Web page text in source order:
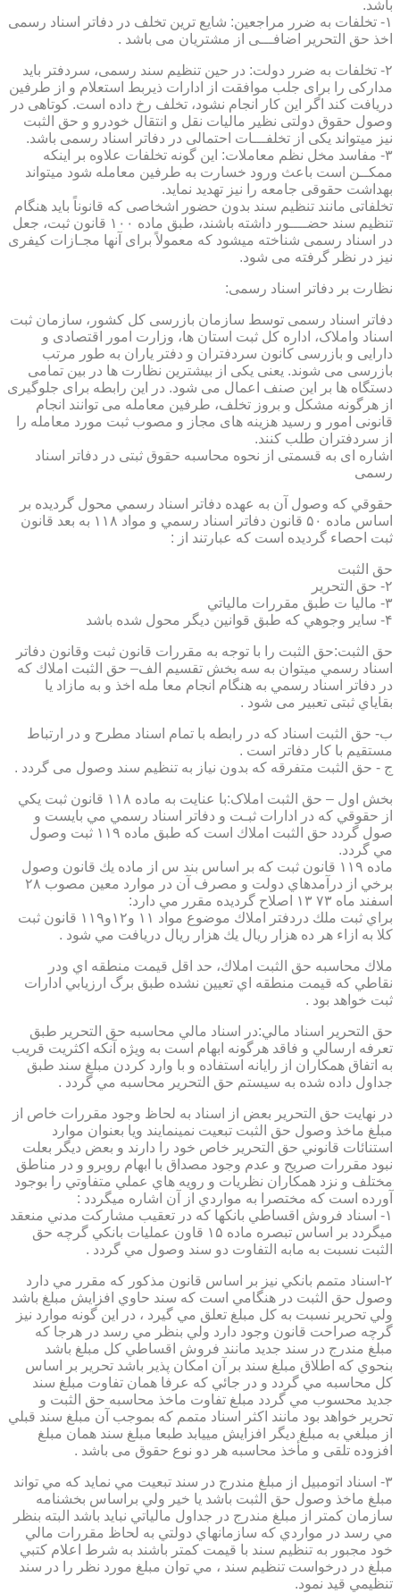
باشد.
۱- تخلفات به ضرر مراجعین: شایع ترین تخلف در دفاتر اسناد رسمی
اخذ حق التحریر اضافـــی از مشتریان می باشد .
۲- تخلفات به ضرر دولت: در حین تنظیم سند رسمی، سردفتر باید
مدارکی را برای جلب موافقت از ادارات ذیربط استعلام و از طرفین
دریافت کند اگر این کار انجام نشود، تخلف رخ داده است. کوتاهی در
وصول حقوق دولتی نظیر مالیات نقل و انتقال خودرو و حق الثبت
نیز میتواند یکی از تخلفـــات احتمالی در دفاتر اسناد رسمی باشد.
۳- مفاسد مخل نظم معاملات: این گونه تخلفات علاوه بر اینکه
ممکــن است باعث ورود خسارت به طرفین معامله شود میتواند
بهداشت حقوقی جامعه را نیز تهدید نماید.
تخلفاتی مانند تنظیم سند بدون حضور اشخاصی که قانوناً باید هنگام
تنظیم سند حضــــور داشته باشند، طبق ماده ۱۰۰ قانون ثبت، جعل
در اسناد رسمی شناخته میشود که معمولاً برای آنها مجـازات کیفری
نیز در نظر گرفته می شود.
نظارت بر دفاتر اسناد رسمی:
دفاتر اسناد رسمی توسط سازمان بازرسی کل کشور، سازمان ثبت
اسناد واملاک، اداره کل ثبت استان ها، وزارت امور اقتصادی و
دارایی و بازرسی کانون سردفتران و دفتر یاران به طور مرتب
بازرسی می شوند. یعنی یکی از بیشترین نظارت ها در بین تمامی
دستگاه ها بر این صنف اعمال می شود. در این رابطه برای جلوگیری
از هرگونه مشکل و بروز تخلف، طرفین معامله می توانند انجام
قانونی امور و رسید هزینه های مجاز و مصوب ثبت مورد معامله را
از سردفتران طلب کنند.
اشاره ای به قسمتی از نحوه محاسبه حقوق ثبتی در دفاتر اسناد
رسمی
حقوقي كه وصول آن به عهده دفاتر اسناد رسمي محول گرديده بر
اساس ماده ۵۰ قانون دفاتر اسناد رسمي و مواد ۱۱۸ به بعد قانون
ثبت احصاء گرديده است كه عبارتند از :
حق الثبت
۲- حق التحرير
۳- ماليا ت طبق مقررات مالياتي
۴- ساير وجوهي كه طبق قوانين ديگر محول شده باشد
حق الثبت:حق الثبت را با توجه به مقررات قانون ثبت وقانون دفاتر
اسناد رسمي ميتوان به سه بخش تقسيم الف– حق الثبت املاك كه
در دفاتر اسناد رسمي به هنگام انجام معا مله اخذ و به مازاد يا
بقاياي ثبتی تعبیر می شود .
ب- حق الثبت اسناد كه در رابطه با تمام اسناد مطرح و در ارتباط
مستقيم با كار دفاتر است .
ج - حق الثبت متفرقه كه بدون نياز به تنظیم سند وصول می گردد .
بخش اول – حق الثبت املاک:با عنايت به ماده ۱۱۸ قانون ثبت يكي
از حقوقي كه در ادارات ثبـت و دفاتر اسناد رسمي مي بايست و
صول گردد حق الثبت املاك است كه طبق ماده ۱۱۹ ثبت وصول
مي گردد.
ماده ۱۱۹ قانون ثبت كه بر اساس بند س از ماده يك قانون وصول
برخي از درآمدهاي دولت و مصرف آن در موارد معين مصوب ۲۸
اسفند ماه ۷۳ ۱۳ اصلاح گرديده مقرر مي دارد:
براي ثبت ملك دردفتر املاك موضوع مواد ۱۱ و۱۲و۱۱۹ قانون ثبت
كلا به ازاء هر ده هزار ريال يك هزار ريال دريافت مي شود .
ملاك محاسبه حق الثبت املاك، حد اقل قيمت منطقه اي ودر
نقاطي كه قيمت منطقه اي تعيين نشده طبق برگ ارزيابي ادارات
ثبت خواهد بود .
حق التحرير اسناد مالي:در اسناد مالي محاسبه حق التحرير طبق
تعرفه ارسالي و فاقد هرگونه ابهام است به ويژه آنكه اكثريت قريب
به اتفاق همكاران از رايانه استفاده و با وارد كردن مبلغ سند طبق
جداول داده شده به سيستم حق التحرير محاسبه مي گردد .
در نهايت حق التحرير بعض از اسناد به لحاظ وجود مقررات خاص از
مبلغ ماخذ وصول حق الثبت تبعيت نمينمايند ويا بعنوان موارد
استنائات قانوني حق التحرير خاص خود را دارند و بعض ديگر بعلت
نبود مقررات صريح و عدم وجود مصداق با ابهام روبرو و در مناطق
مختلف و نزد همكاران نظريات و رويه هاي عملي متفاوتي را بوجود
آورده است كه مختصرا به مواردي از آن اشاره ميگردد :
۱- اسناد فروش اقساطي بانكها كه در تعقيب مشاركت مدني منعقد
ميگردد بر اساس تبصره ماده ۱۵ قاون عمليات بانكي گرچه حق
الثبت نسبت به مابه التفاوت دو سند وصول مي گردد .
۲-اسناد متمم بانكي نيز بر اساس قانون مذكور كه مقرر مي دارد
وصول حق الثبت در هنگامي است كه سند حاوي افزايش مبلغ باشد
ولي تحرير نسبت به كل مبلغ تعلق مي گيرد ، در اين گونه موارد نيز
گرچه صراحت قانون وجود دارد ولي بنظر مي رسد در هرجا كه
مبلغ مندرج در سند جديد مانند فروش اقساطي كل مبلغ باشد
بنحوي كه اطلاق مبلغ سند بر آن امكان پذير باشد تحرير بر اساس
كل محاسبه مي گردد و در جائي كه عرفا همان تفاوت مبلغ سند
جديد محسوب مي گردد مبلغ تفاوت ماخذ محاسبه حق الثبت و
تحرير خواهد بود مانند اكثر اسناد متمم كه بموجب آن مبلغ سند قبلي
از مبلغي به مبلغ ديگر افزايش مييابد طبعا مبلغ سند همان مبلغ
افزوده تلقی و مأخذ محاسبه هر دو نوع حقوق می باشد .
۳- اسناد اتومبيل از مبلغ مندرج در سند تبعيت مي نمايد كه مي تواند
مبلغ ماخذ وصول حق الثبت باشد يا خير ولي براساس بخشنامه
سازمان كمتر از مبلغ مندرج در جداول مالياتي نبايد باشد البته بنظر
مي رسد در مواردي كه سازمانهاي دولتي به لحاظ مقررات مالي
خود مجبور به تنظيم سند با قيمت كمتر باشند به شرط اعلام كتبي
مبلغ در درخواست تنظيم سند ، مي توان مبلغ مورد نظر را در سند
تنظيمي قيد نمود.